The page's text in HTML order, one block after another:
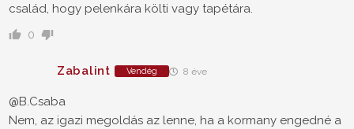
család, hogy pelenkára költi vagy tapétára.
0
Zabalint Vendég 8 éve
@B.Csaba
Nem, az igazi megoldás az lenne, ha a kormany engedné a